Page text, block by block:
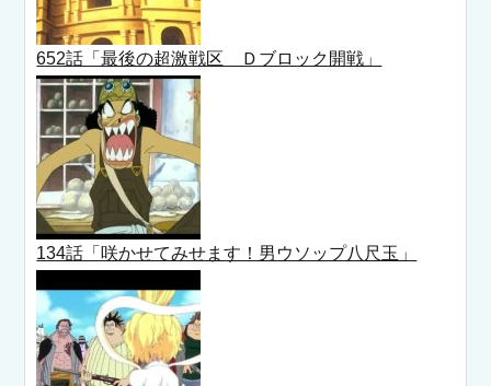
652話「最後の超激戦区 Ｄブロック開戦」
134話「咲かせてみせます！男ウソップ八尺玉」